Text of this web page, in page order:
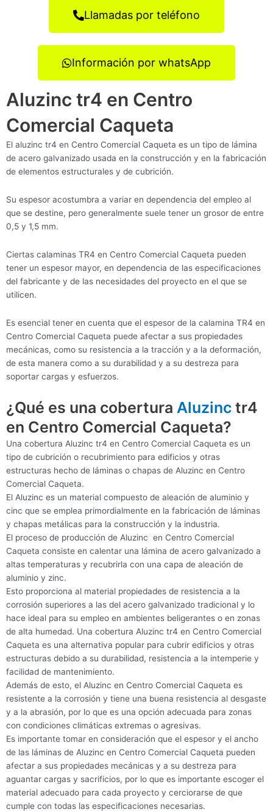
Llamadas por teléfono
Información por whatsApp
Aluzinc tr4 en Centro
Comercial Caqueta
El aluzinc tr4 en Centro Comercial Caqueta es un tipo de lámina
de acero galvanizado usada en la construcción y en la fabricación
de elementos estructurales y de cubrición.
Su espesor acostumbra a variar en dependencia del empleo al
que se destine, pero generalmente suele tener un grosor de entre
0,5 y 1,5 mm.
Ciertas calaminas TR4 en Centro Comercial Caqueta pueden
tener un espesor mayor, en dependencia de las especificaciones
del fabricante y de las necesidades del proyecto en el que se
utilicen.
Es esencial tener en cuenta que el espesor de la calamina TR4 en
Centro Comercial Caqueta puede afectar a sus propiedades
mecánicas, como su resistencia a la tracción y a la deformación,
de esta manera como a su durabilidad y a su destreza para
soportar cargas y esfuerzos.
¿Qué es una cobertura Aluzinc tr4
en Centro Comercial Caqueta?
Una cobertura Aluzinc tr4 en Centro Comercial Caqueta es un
tipo de cubrición o recubrimiento para edificios y otras
estructuras hecho de láminas o chapas de Aluzinc en Centro
Comercial Caqueta.
El Aluzinc es un material compuesto de aleación de aluminio y
cinc que se emplea primordialmente en la fabricación de láminas
y chapas metálicas para la construcción y la industria.
El proceso de producción de Aluzinc en Centro Comercial
Caqueta consiste en calentar una lámina de acero galvanizado a
altas temperaturas y recubrirla con una capa de aleación de
aluminio y zinc.
Esto proporciona al material propiedades de resistencia a la
corrosión superiores a las del acero galvanizado tradicional y lo
hace ideal para su empleo en ambientes beligerantes o en zonas
de alta humedad. Una cobertura Aluzinc tr4 en Centro Comercial
Caqueta es una alternativa popular para cubrir edificios y otras
estructuras debido a su durabilidad, resistencia a la intemperie y
facilidad de mantenimiento.
Además de esto, el Aluzinc en Centro Comercial Caqueta es
resistente a la corrosión y tiene una buena resistencia al desgaste
y a la abrasión, por lo que es una opción adecuada para zonas
con condiciones climáticas extremas o agresivas.
Es importante tomar en consideración que el espesor y el ancho
de las láminas de Aluzinc en Centro Comercial Caqueta pueden
afectar a sus propiedades mecánicas y a su destreza para
aguantar cargas y sacrificios, por lo que es importante escoger el
material adecuado para cada proyecto y cerciorarse de que
cumple con todas las especificaciones necesarias.